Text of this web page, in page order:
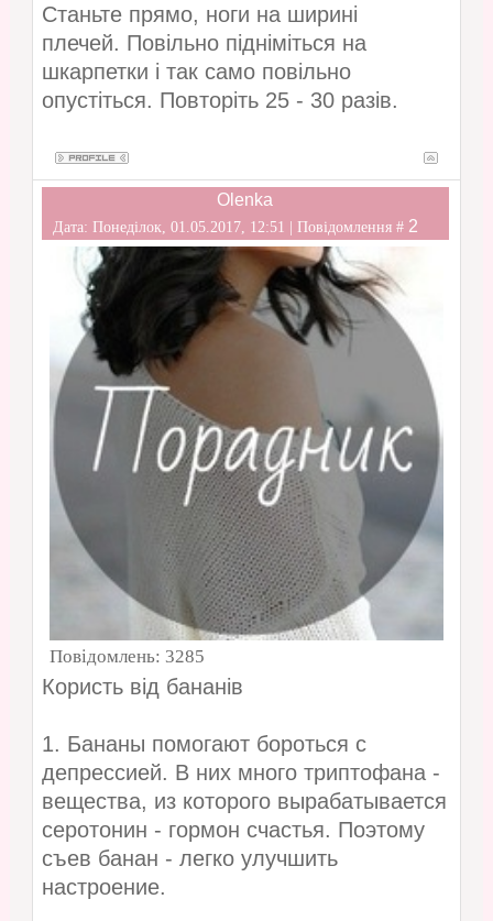
Станьте прямо, ноги на ширині
плечей. Повільно підніміться на
шкарпетки і так само повільно
опустіться. Повторіть 25 - 30 разів.
Olenka
Дата: Понеділок, 01.05.2017, 12:51 | Повідомлення # 2
Повідомлень: 3285
Користь від бананів
1. Бананы помогают бороться с
депрессией. В них много триптофана -
вещества, из которого вырабатывается
серотонин - гормон счастья. Поэтому
съев банан - легко улучшить
настроение.